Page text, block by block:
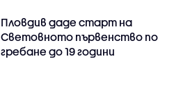
Пловдив даде старт на
Световното първенство по
гребане до 19 години